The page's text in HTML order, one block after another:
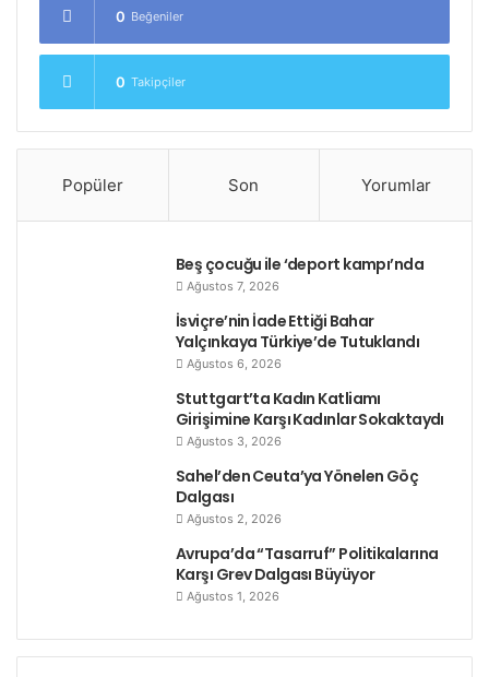
0 Beğeniler
0 Takipçiler
Popüler Son Yorumlar
Beş çocuğu ile ‘deport kampı’nda
Ağustos 7, 2026
İsviçre’nin İade Ettiği Bahar
Yalçınkaya Türkiye’de Tutuklandı
Ağustos 6, 2026
Stuttgart’ta Kadın Katliamı
Girişimine Karşı Kadınlar Sokaktaydı
Ağustos 3, 2026
Sahel’den Ceuta’ya Yönelen Göç
Dalgası
Ağustos 2, 2026
Avrupa’da “Tasarruf” Politikalarına
Karşı Grev Dalgası Büyüyor
Ağustos 1, 2026